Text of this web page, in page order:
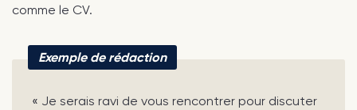
comme le CV.
Exemple de rédaction
« Je serais ravi de vous rencontrer pour discuter